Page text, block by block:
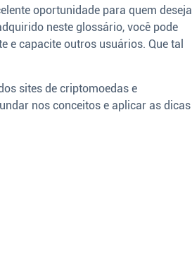
oportunidade para quem deseja
neste glossário, você pode
e capacite outros usuários. Que tal
sites de criptomoedas e
nos conceitos e aplicar as dicas